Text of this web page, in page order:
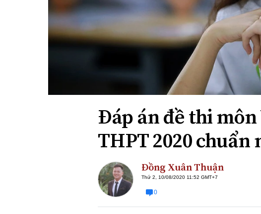
Xi nhan Trái Phải
Đáp án đề thi
THPT 2020 chuẩn
Đồng Xuân Thuận
Thứ 2, 10/08/2020 11:52 GMT+7
0